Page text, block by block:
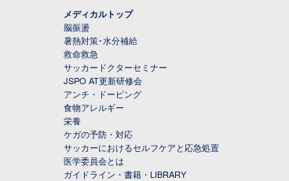
メディカルトップ
脳振盪
暑熱対策･水分補給
救命救急
サッカードクターセミナー
JSPO AT更新研修会
アンチ・ドーピング
食物アレルギー
栄養
ケガの予防・対応
サッカーにおけるセルフケアと応急処置
医学委員会とは
ガイドライン・書籍・LIBRARY